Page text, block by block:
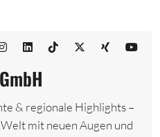
& regionale Highlights –
mit neuen Augen und